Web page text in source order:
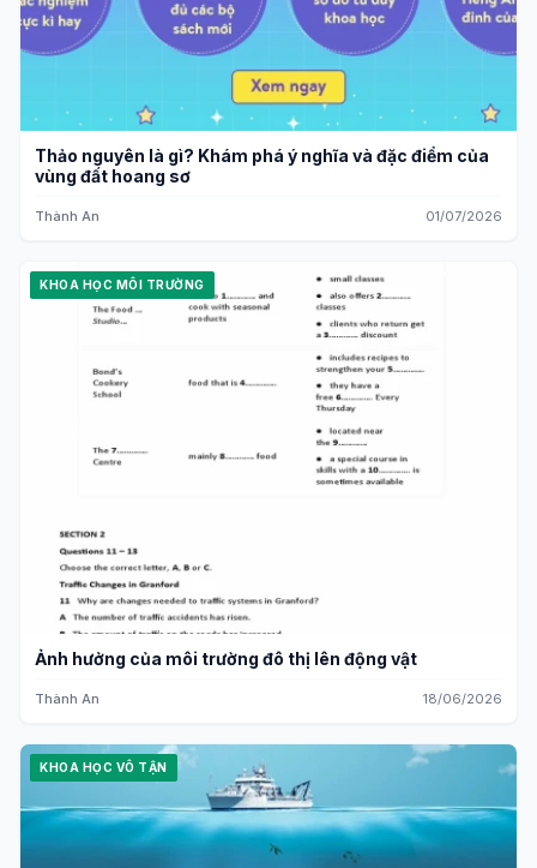
Thảo nguyên là gì? Khám phá ý nghĩa và đặc điểm của
vùng đất hoang sơ
Thành An 01/07/2026
KHOA HỌC MÔI TRƯỜNG
Ảnh hưởng của môi trường đô thị lên động vật
Thành An 18/06/2026
KHOA HỌC VÔ TẬN